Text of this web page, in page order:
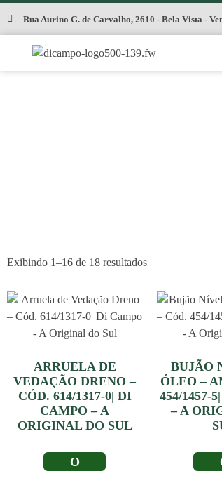
Rua Aurino G. de Carvalho, 2610 - Bela Vista -
Exibindo 1–16 de 18 resultados
ARRUELA DE
VEDAÇÃO DRENO –
CÓD. 614/1317-0| DI
CAMPO – A
ORIGINAL DO SUL
LER MAIS
BUJÃO
ÓLEO –
454/1457-
– A